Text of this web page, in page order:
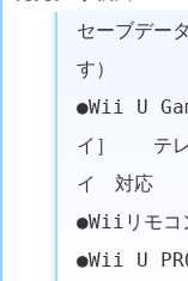
セーブデー
す）
●Wii U
イ］ テレ
イ 対応
●Wiiリ
●Wii U